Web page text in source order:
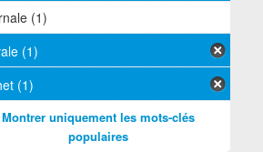
(1)
(1)
(1)
Montrer uniquement les mots-clés
populaires